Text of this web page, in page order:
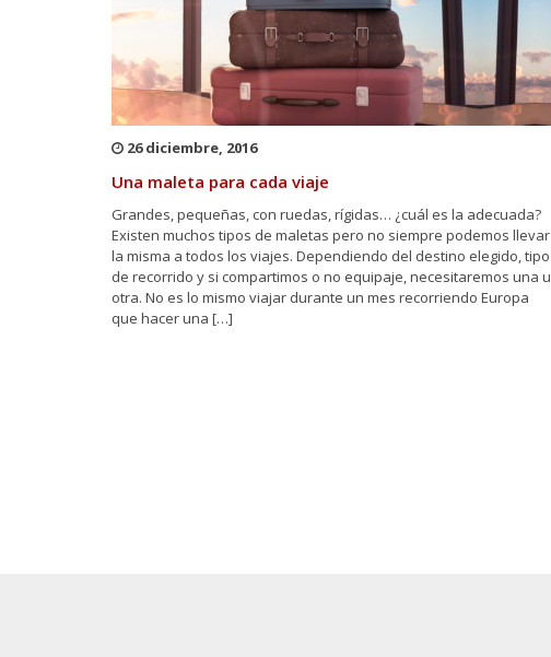
26 diciembre, 2016
Una maleta para cada viaje
Grandes, pequeñas, con ruedas, rígidas… ¿cuál es la adecuada?
Existen muchos tipos de maletas pero no siempre podemos llevar
la misma a todos los viajes. Dependiendo del destino elegido, tipo
de recorrido y si compartimos o no equipaje, necesitaremos una u
otra. No es lo mismo viajar durante un mes recorriendo Europa
que hacer una […]